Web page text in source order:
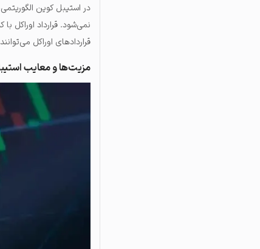
در استیبل کوین
نمی‌شود. قرارداد اوراکل
قراردادهای اوراکل
مزیت‌ها و معایب